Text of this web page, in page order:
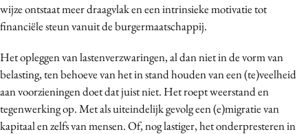
Media
Merkstrategie
PR
Programmatic
Purpose Marketing
Reputatie & crisis
wijze ontstaat meer draagvlak en een intrinsieke motivatie tot
financiële steun vanuit de burgermaatschappij.
Het opleggen van lastenverzwaringen, al dan niet in de vorm van
belasting, ten behoeve van het in stand houden van een (te)veelheid
aan voorzieningen doet dat juist niet. Het roept weerstand en
tegenwerking op. Met als uiteindelijk gevolg een (e)migratie van
kapitaal en zelfs van mensen. Of, nog lastiger, het onderpresteren in